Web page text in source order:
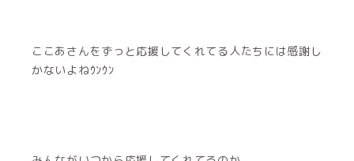
ここあさんをずっと応援してくれてる人たちには感謝し
かないよねｳﾝｳﾝ